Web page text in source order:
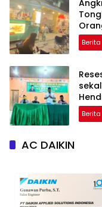
Berita
Berita
AC DAIKIN